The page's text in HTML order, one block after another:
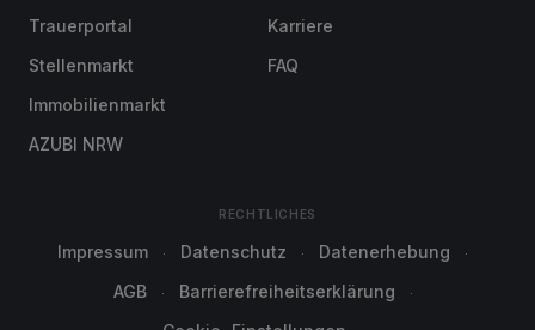
Trauerportal
Stellenmarkt
Immobilienmarkt
AZUBI NRW
Karriere
FAQ
RECHTLICHES
Impressum Datenschutz
Datenerhebung
AGB
Barrierefreiheitserklärung